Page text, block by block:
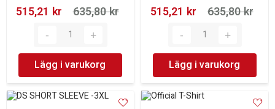
515,21 kr‎
635,80 kr‎
Lägg i varukorg
515,21 kr‎
635,80 kr‎
Lägg i varukorg